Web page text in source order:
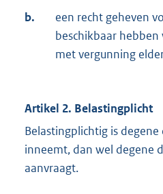
b.
een recht geheven
beschikbaar hebben
met vergunning
Artikel 2. Belastingplicht
Belastingplichtig is
inneemt, dan wel degene
aanvraagt.